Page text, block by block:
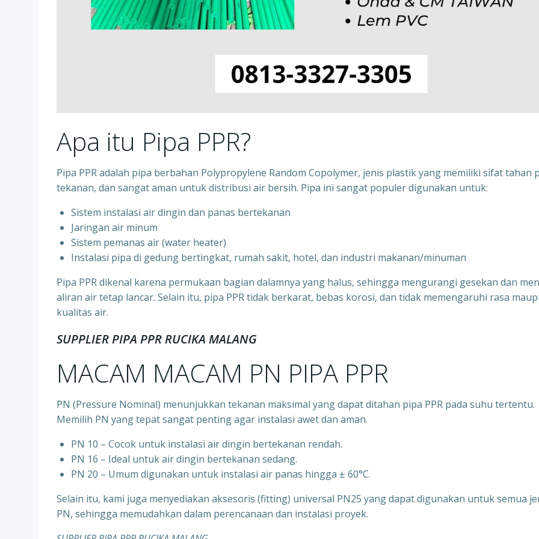
Apa itu Pipa PPR?
Pipa PPR adalah pipa berbahan Polypropylene Random Copolymer, jenis plastik yang memiliki sifat tahan
tekanan, dan sangat aman untuk distribusi air bersih. Pipa ini sangat populer digunakan untuk:
Sistem instalasi air dingin dan panas bertekanan
⁠Jaringan air minum
⁠Sistem pemanas air (water heater)
⁠Instalasi pipa di gedung bertingkat, rumah sakit, hotel, dan industri makanan/minuman
Pipa PPR dikenal karena permukaan bagian dalamnya yang halus, sehingga mengurangi gesekan dan
aliran air tetap lancar. Selain itu, pipa PPR tidak berkarat, bebas korosi, dan tidak memengaruhi rasa
kualitas air.
SUPPLIER PIPA PPR RUCIKA MALANG
MACAM MACAM PN PIPA PPR
PN (Pressure Nominal) menunjukkan tekanan maksimal yang dapat ditahan pipa PPR pada suhu tertentu.
Memilih PN yang tepat sangat penting agar instalasi awet dan aman.
PN 10 – Cocok untuk instalasi air dingin bertekanan rendah.
⁠PN 16 – Ideal untuk air dingin bertekanan sedang.
⁠PN 20 – Umum digunakan untuk instalasi air panas hingga ± 60°C.
Selain itu, kami juga menyediakan aksesoris (fitting) universal PN25 yang dapat digunakan untuk semua
PN, sehingga memudahkan dalam perencanaan dan instalasi proyek.